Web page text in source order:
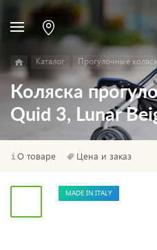
Каталог Прогулочные
Коляска
Quid 3, Lunar
О товаре Цена и заказ
MADE IN ITALY